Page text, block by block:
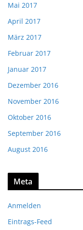
Mai 2017
April 2017
März 2017
Februar 2017
Januar 2017
Dezember 2016
November 2016
Oktober 2016
September 2016
August 2016
Meta
Anmelden
Eintrags-Feed